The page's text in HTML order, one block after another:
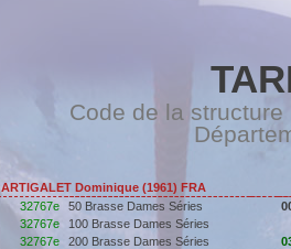
Code de la
ARTIGALET Dominique (1961) FRA
32767e
50 Brasse Dames Séries
32767e
100 Brasse Dames Séries
32767e
200 Brasse Dames Séries